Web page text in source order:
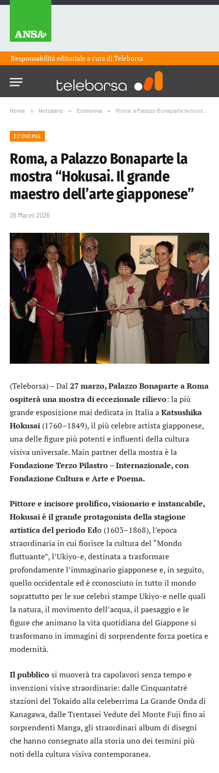
Responsabilità editoriale a cura diTeleborsa
Home » Notiziario » Economia » Roma, a Palazzo Bonaparte la mostra “Hokusai. Il grande maestro dell’arte giapponese”
ECONOMIA
Roma, a Palazzo Bonaparte la
mostra “Hokusai. Il grande
maestro dell’arte giapponese”
26 Marzo 2026
(Teleborsa) – Dal 27 marzo, Palazzo Bonaparte a Roma
ospiterà una mostra di eccezionale rilievo: la più
grande esposizione mai dedicata in Italia aKatsushika
Hokusai (1760–1849), il più celebre artista giapponese,
una delle figure più potenti e influenti della cultura
visiva universale. Main partner della mostra è la
Fondazione Terzo Pilastro – Internazionale, con
Fondazione Cultura e Arte e Poema.
Pittore e incisore prolifico, visionario e instancabile,
Hokusai è il grande protagonista della stagione
artistica del periodo Edo (1603–1868), l’epoca
straordinaria in cui fiorisce la cultura del “Mondo
fluttuante”, l’Ukiyo-e, destinata a trasformare
profondamente l’immaginario giapponese e, in seguito,
quello occidentale ed è cconosciuto in tutto il mondo
soprattutto per le sue celebri stampe Ukiyo-e nelle quali
la natura, il movimento dell’acqua, il paesaggio e le
figure che animano la vita quotidiana del Giappone si
trasformano in immagini di sorprendente forza poetica e
modernità.
Il pubblico si muoverà tra capolavori senza tempo e
invenzioni visive straordinarie: dalle Cinquantatré
stazioni del Tokaido alla celeberrima La Grande Onda di
Kanagawa, dalle Trentasei Vedute del Monte Fuji fino ai
sorprendenti Manga, gli straordinari album di disegni
che hanno consegnato alla storia uno dei termini più
noti della cultura visiva contemporanea.